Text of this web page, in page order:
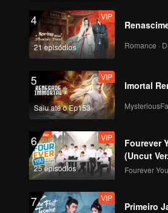
4
21 episódios
VIP
Romance ·
5
Saiu até o Ep153
VIP
Imortal
6
25 episódios
VIP
Fourever
(Uncut
7 VIP
Primeiro